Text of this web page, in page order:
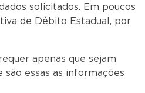
solicitados. Em poucos
de Débito Estadual, por
apenas que sejam
são essas as informações